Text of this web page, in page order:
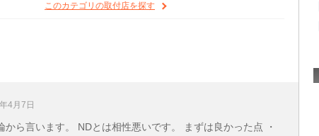
このカテゴリの取付店を探す
4月7日
ら言います。 NDとは相性悪いです。 まずは良かった点 ・